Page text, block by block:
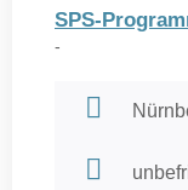
SPS-
-